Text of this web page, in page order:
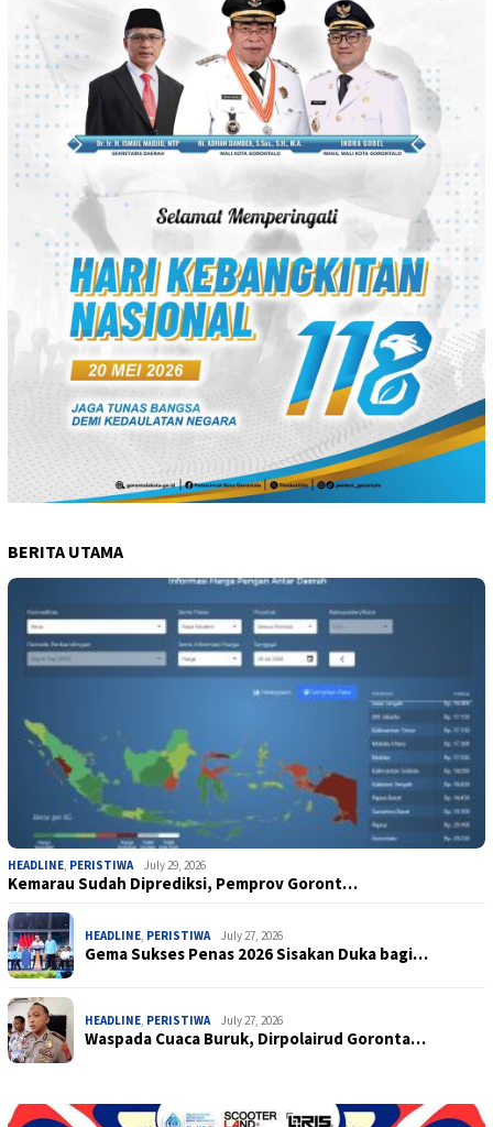
BERITA UTAMA
HEADLINE, PERISTIWA July 29, 2026
Kemarau Sudah Diprediksi, Pemprov Goront…
HEADLINE, PERISTIWA July 27, 2026
Gema Sukses Penas 2026 Sisakan Duka bagi…
HEADLINE, PERISTIWA July 27, 2026
Waspada Cuaca Buruk, Dirpolairud Goronta…